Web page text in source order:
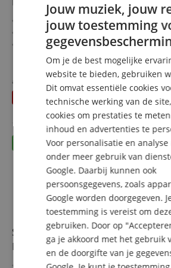
Korte, 3-delige bierzeltgarnituren
Gemaakt in de EU, zeer robuuste
Stabiele metalen scharnieren
sluiten
Gelakte oppervlakken
Eenvoudig opvouwbaar, dus
vervoeren
Zitbanken en tafelblad van
meer laten zien
apart gehouden
U bespaart 20,80 €
Stagecaptain Hirschgarten
Naturel 5x Set
Korte, 15-delige
Jouw muziek, jouw
jouw toestemming
Om je de best mogelijke
website te bieden, gebruiken
Dit omvat essentiële cookies
technische werking van de
cookies om prestaties te
inhoud en advertenties te
Voor personalisatie en analyse
onder meer gebruik van
Google. Daarbij kunnen ook
persoonsgegevens, zoals
Google worden doorgegeven.
toestemming is vereist om
gebruiken. Door op
ga je akkoord met het gebruik
en de doorgifte van je